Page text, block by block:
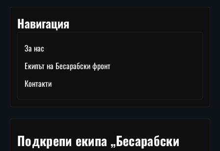
Навигация
За нас
Екипът на Бесарабски фронт
Контакти
Подкрепи екипа „Бесарабски